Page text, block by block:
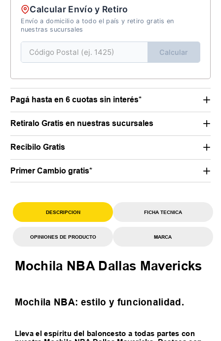
Calcular Envío y Retiro
Envío a domicilio a todo el país y retiro gratis en
nuestras sucursales
Calcular
Pagá hasta en 6 cuotas sin interés*
Retiralo Gratis en nuestras sucursales
Recibilo Gratis
Primer Cambio gratis*
DESCRIPCION FICHA TECNICA
OPINIONES DE PRODUCTO MARCA
Mochila NBA Dallas Mavericks
Mochila NBA: estilo y funcionalidad.
Lleva el espíritu del baloncesto a todas partes con